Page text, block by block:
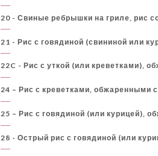
20 - Свиные ребрышки на гриле, рис
21 - Рис с говядиной (свининой или
22C - Рис с уткой (или креветками),
24 – Рис с креветками, обжаренными
25 – Рис с говядиной (или курицей),
28 - Острый рис с говядиной (или